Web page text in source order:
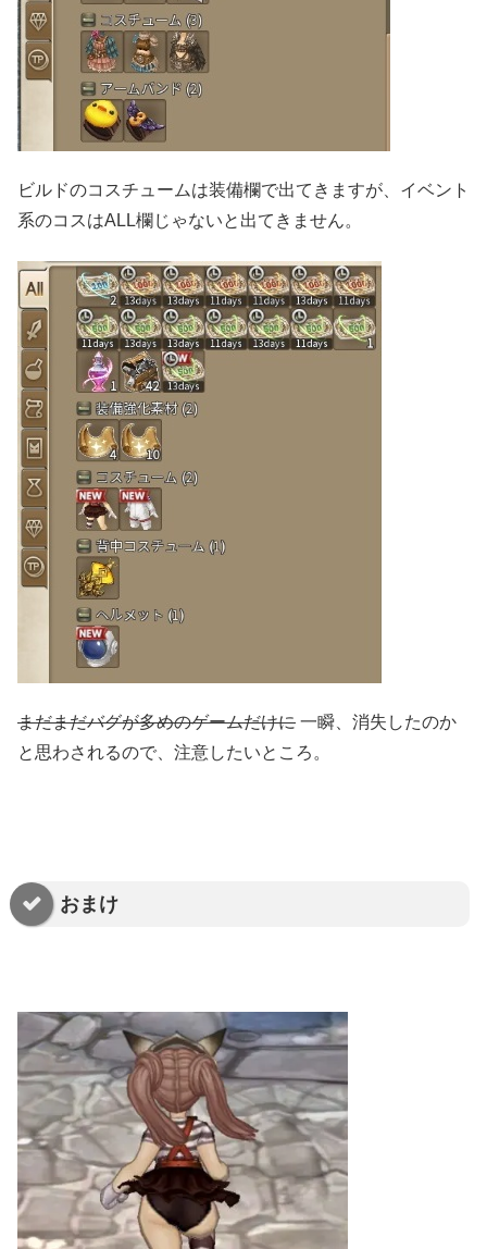
ビルドのコスチュームは装備欄で出てきますが、イベント
系のコスはALL欄じゃないと出てきません。
まだまだバグが多めのゲームだけに 一瞬、消失したのか
と思わされるので、注意したいところ。
おまけ